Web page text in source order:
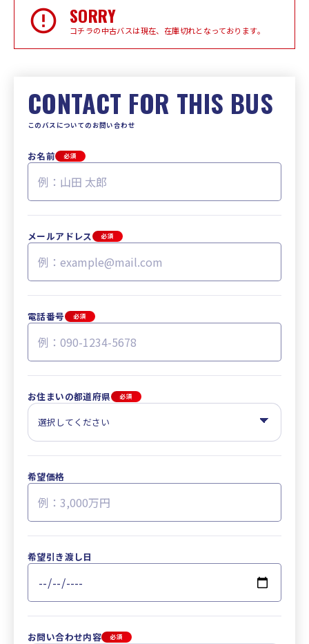
SORRY
コチラの中古バスは現在、在庫切れとなっております。
CONTACT FOR THIS BUS
このバスについてのお問い合わせ
お名前 必須
メールアドレス 必須
電話番号 必須
お住まいの都道府県 必須
希望価格
希望引き渡し日
お問い合わせ内容 必須